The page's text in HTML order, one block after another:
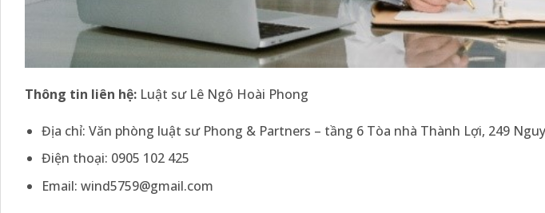
Thông tin liên hệ: Luật sư Lê Ngô Hoài Phong
Địa chỉ: Văn phòng luật sư Phong & Partners – tầng 6 Tòa nhà Thành Lợi, 249
Điện thoại: 0905 102 425
Email: wind5759@gmail.com